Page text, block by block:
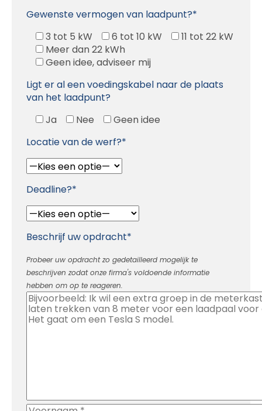
Gewenste vermogen van laadpunt?*
3 tot 5 kW
6 tot 10 kW
11 tot 22 kW
Meer dan 22 kWh
Geen idee, adviseer mij
Ligt er al een voedingskabel naar de plaats
van het laadpunt?
Ja
Nee
Geen idee
Locatie van de werf?*
Deadline?*
Beschrijf uw opdracht*
Probeer uw opdracht zo gedetailleerd mogelijk te
beschrijven zodat onze firma's voldoende informatie
hebben om op te reageren.